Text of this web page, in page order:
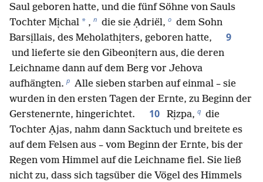
Saul geboren hatte, und die fünf Söhne von Sauls
Tochter Mịchal * , n die sie Ạdriël, o dem Sohn
Barsịllais, des Meholathịters, geboren hatte,
9
und lieferte sie den Gibeonịtern aus, die deren
Leichname dann auf dem Berg vor Jehova
aufhängten. p Alle sieben starben auf einmal – sie
wurden in den ersten Tagen der Ernte, zu Beginn der
Gerstenernte, hingerichtet.
10 Rịzpa, q die
Tochter Ạjas, nahm dann Sacktuch und breitete es
auf dem Felsen aus – vom Beginn der Ernte, bis der
Regen vom Himmel auf die Leichname fiel. Sie ließ
nicht zu, dass sich tagsüber die Vögel des Himmels